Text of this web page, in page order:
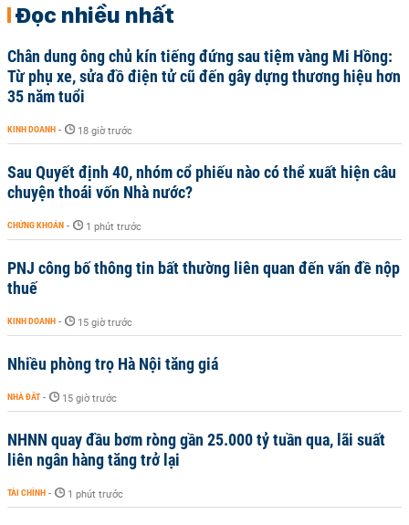
Đọc nhiều nhất
Chân dung ông chủ kín tiếng đứng sau tiệm vàng Mi Hồng:
Từ phụ xe, sửa đồ điện tử cũ đến gây dựng thương hiệu hơn
35 năm tuổi
KINH DOANH - 18 giờ trước
Sau Quyết định 40, nhóm cổ phiếu nào có thể xuất hiện câu
chuyện thoái vốn Nhà nước?
CHỨNG KHOÁN - 1 phút trước
PNJ công bố thông tin bất thường liên quan đến vấn đề nộp
thuế
KINH DOANH - 15 giờ trước
Nhiều phòng trọ Hà Nội tăng giá
NHÀ ĐẤT - 15 giờ trước
NHNN quay đầu bơm ròng gần 25.000 tỷ tuần qua, lãi suất
liên ngân hàng tăng trở lại
TÀI CHÍNH - 1 phút trước